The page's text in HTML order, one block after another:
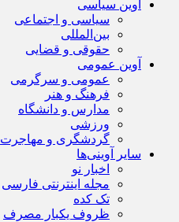
آوین سیاسی
سیاسی و اجتماعی
بین‌المللی
حقوقی و قضایی
آوین عمومی
عمومی و سرگرمی
فرهنگ و هنر
مدارس و دانشگاه
ورزشی
گردشگری و مهاجرت
سایر آوینی‌ها
اخبار نو
مجله اینترنتی فارسی
تک کده
ظروف یکبار مصرف